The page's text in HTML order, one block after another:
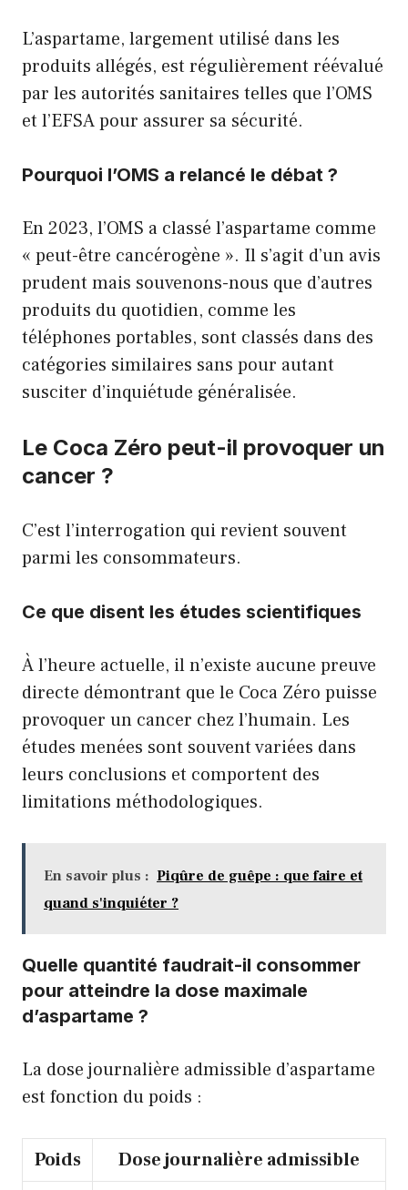
L’aspartame, largement utilisé dans les
produits allégés, est régulièrement réévalué
par les autorités sanitaires telles que l’OMS
et l’EFSA pour assurer sa sécurité.
Pourquoi l’OMS a relancé le débat ?
En 2023, l’OMS a classé l’aspartame comme
« peut-être cancérogène ». Il s’agit d’un avis
prudent mais souvenons-nous que d’autres
produits du quotidien, comme les
téléphones portables, sont classés dans des
catégories similaires sans pour autant
susciter d’inquiétude généralisée.
Le Coca Zéro peut-il provoquer un
cancer ?
C’est l’interrogation qui revient souvent
parmi les consommateurs.
Ce que disent les études scientifiques
À l’heure actuelle, il n’existe aucune preuve
directe démontrant que le Coca Zéro puisse
provoquer un cancer chez l’humain. Les
études menées sont souvent variées dans
leurs conclusions et comportent des
limitations méthodologiques.
En savoir plus : Piqûre de guêpe : que faire et
quand s'inquiéter ?
Quelle quantité faudrait-il consommer
pour atteindre la dose maximale
d’aspartame ?
La dose journalière admissible d’aspartame
est fonction du poids :
Poids
Dose journalière admissible